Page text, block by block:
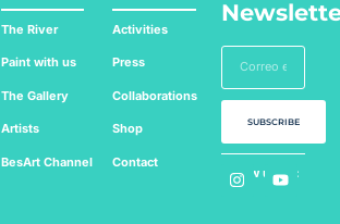
The River
Paint with us
The Gallery
Artists
BesArt Channel
Activities
Press
Collaborations
Shop
Contact
SUBSCRIBE
Follow us on: